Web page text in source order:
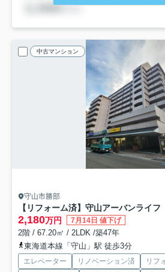
中古マンション
守山市勝部
【リフォーム済】守山アーバンライ
2,180万円 7月14日 値下げ
2階 / 67.20㎡ / 2LDK /築47年
東海道本線「守山」駅 徒歩3分
エレベーター リノベーション済
リフ